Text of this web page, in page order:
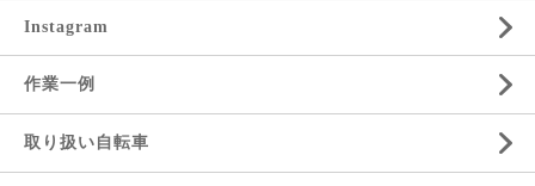
Instagram
作業一例
取り扱い自転車